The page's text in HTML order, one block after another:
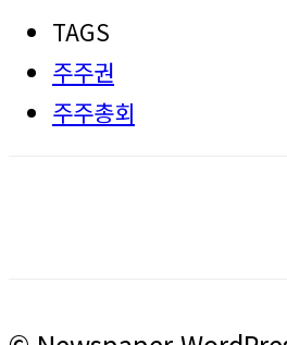
TAGS
주주권
주주총회